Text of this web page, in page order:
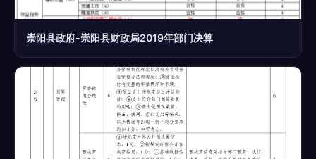
崇阳县政府-崇阳县财政局2019年部门决算